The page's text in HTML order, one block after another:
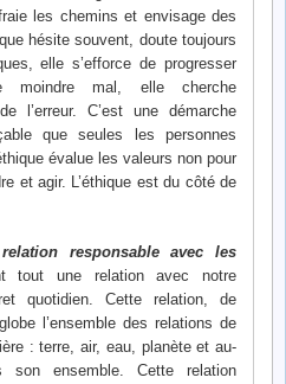
les chemins et envisage des
hésite souvent, doute toujours
elle s’efforce de progresser
mal, elle cherche
l’erreur. C’est une démarche
que seules les personnes
évalue les valeurs non pour
et agir. L’éthique est du côté de
responsable avec les
tout une relation avec notre
quotidien. Cette relation, de
l’ensemble des relations de
: terre, air, eau, planète et au-
son ensemble. Cette relation